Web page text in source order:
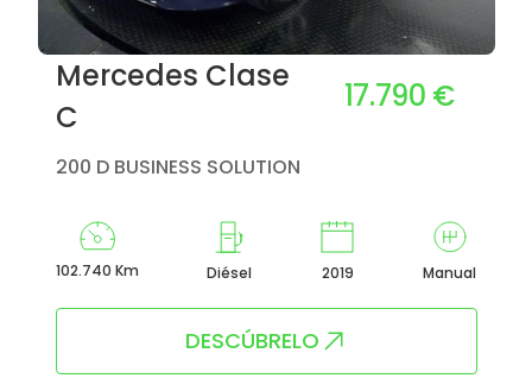
Mercedes Clase
C
200 D BUSINESS SOLUTION
17.790 €
102.740 Km Diésel 2019 Manual
DESCÚBRELO